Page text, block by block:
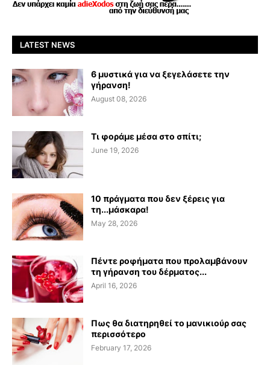
LATEST NEWS
6 μυστικά για να ξεγελάσετε την
γήρανση!
August 08, 2026
Τι φοράμε μέσα στο σπίτι;
June 19, 2026
10 πράγματα που δεν ξέρεις για
τη...μάσκαρα!
May 28, 2026
Πέντε ροφήματα που προλαμβάνουν
τη γήρανση του δέρματος...
April 16, 2026
Πως θα διατηρηθεί το μανικιούρ σας
περισσότερο
February 17, 2026